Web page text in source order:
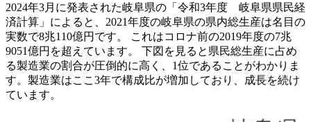
2024年3月に発表された岐阜県の「令和3年度 岐阜県県民経
済計算」によると、2021年度の岐阜県の県内総生産は名目の
実数で8兆110億円です。 これはコロナ前の2019年度の7兆
9051億円を超えています。 下図を見ると県民総生産に占め
る製造業の割合が圧倒的に高く、1位であることがわかりま
す。製造業はここ3年で構成比が増加しており、成長を続け
ています。